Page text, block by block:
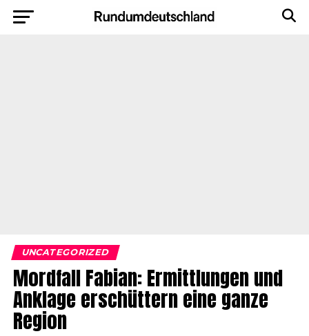
UNCATEGORIZED
Mordfall Fabian: Ermittlungen und
Anklage erschüttern eine ganze
Region